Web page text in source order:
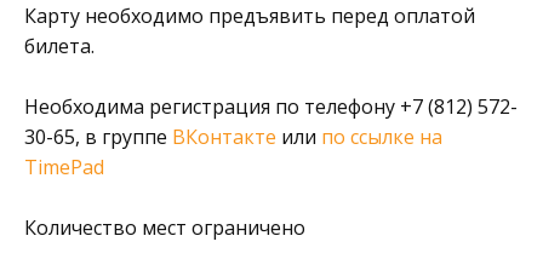
Карту необходимо предъявить перед оплатой
билета.
Необходима регистрация по телефону +7 (812) 572-
30-65, в группе ВКонтакте или по ссылке на
TimePad
Количество мест ограничено